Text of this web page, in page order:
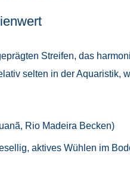
Streifen, das
selten in der Aquaristik,
Rio Madeira Becken)
aktives Wühlen im